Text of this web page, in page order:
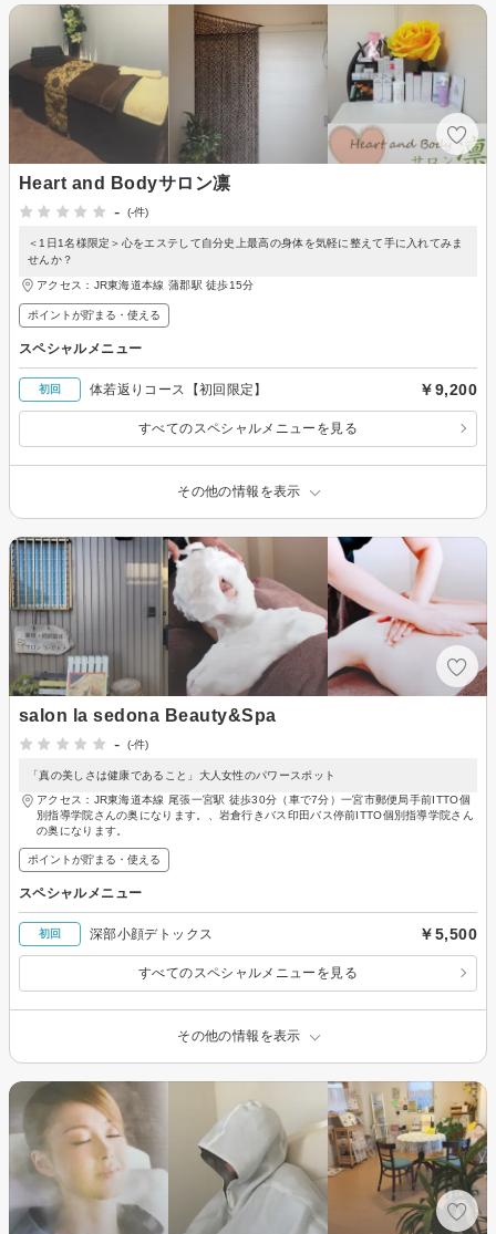
Heart and Bodyサロン凛
-
(-件)
＜1日1名様限定＞心をエステして自分史上最高の身体を気軽に整えて手に入れてみま
せんか？
アクセス：JR東海道本線 蒲郡駅 徒歩15分
ポイントが貯まる・使える
スペシャルメニュー
初回 体若返りコース【初回限定】 ￥9,200
すべてのスペシャルメニューを見る
その他の情報を表示
salon la sedona Beauty&Spa
-
(-件)
「真の美しさは健康であること」大人女性のパワースポット
アクセス：JR東海道本線 尾張一宮駅 徒歩30分（車で7分）一宮市郵便局手前ITTO個
別指導学院さんの奥になります。、岩倉行きバス印田バス停前ITTO個別指導学院さん
の奥になります。
ポイントが貯まる・使える
スペシャルメニュー
初回 深部小顔デトックス ￥5,500
すべてのスペシャルメニューを見る
その他の情報を表示